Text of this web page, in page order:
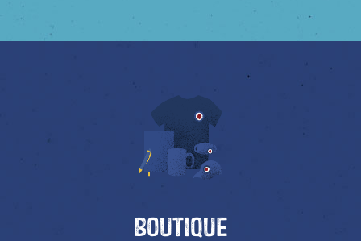
Boutique